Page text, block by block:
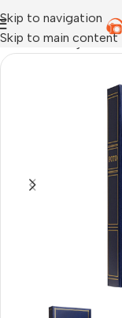
Skip to navigation
Skip to main content
Начало›Албуми›